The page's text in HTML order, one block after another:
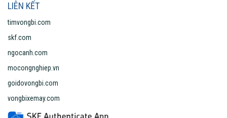
LIÊN KẾT
timvongbi.com
skf.com
ngocanh.com
mocongnghiep.vn
goidovongbi.com
vongbixemay.com